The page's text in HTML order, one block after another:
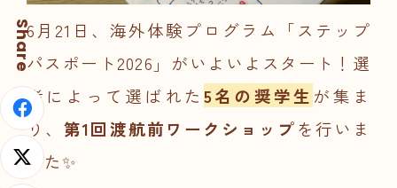
Share6月21日、海外体験プログラム「ステップ
パスポート2026」がいよいよスタート！選
考によって選ばれた5名の奨学生 が集ま
り、第1回渡航前ワークショップを行いま
した✨